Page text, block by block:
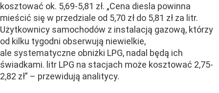
kosztować ok. 5,69-5,81 zł. „Cena diesla powinna
mieścić się w przedziale od 5,70 zł do 5,81 zł za litr.
Użytkownicy samochodów z instalacją gazową, którzy
od kilku tygodni obserwują niewielkie,
ale systematyczne obniżki LPG, nadal będą ich
świadkami. litr LPG na stacjach może kosztować 2,75-
2,82 zł” – przewidują analitycy.